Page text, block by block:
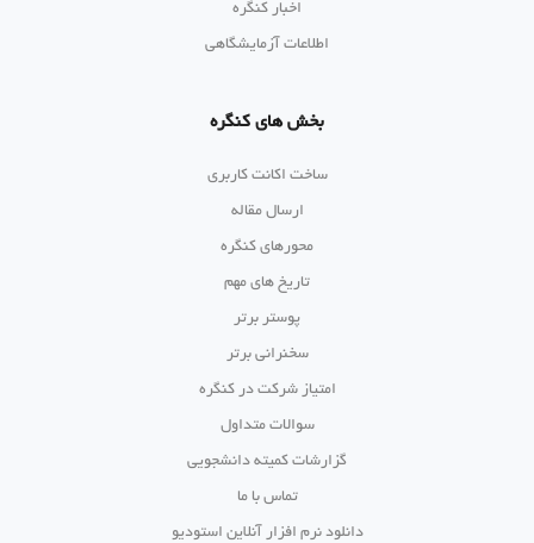
اخبار کنگره
اطلاعات آزمایشگاهی
بخش های کنگره
ساخت اکانت کاربری
ارسال مقاله
محورهای کنگره
تاریخ های مهم
پوستر برتر
سخنرانی برتر
امتیاز شرکت در کنگره
سوالات متداول
گزارشات کمیته دانشجویی
تماس با ما
دانلود نرم افزار آنلاین استودیو